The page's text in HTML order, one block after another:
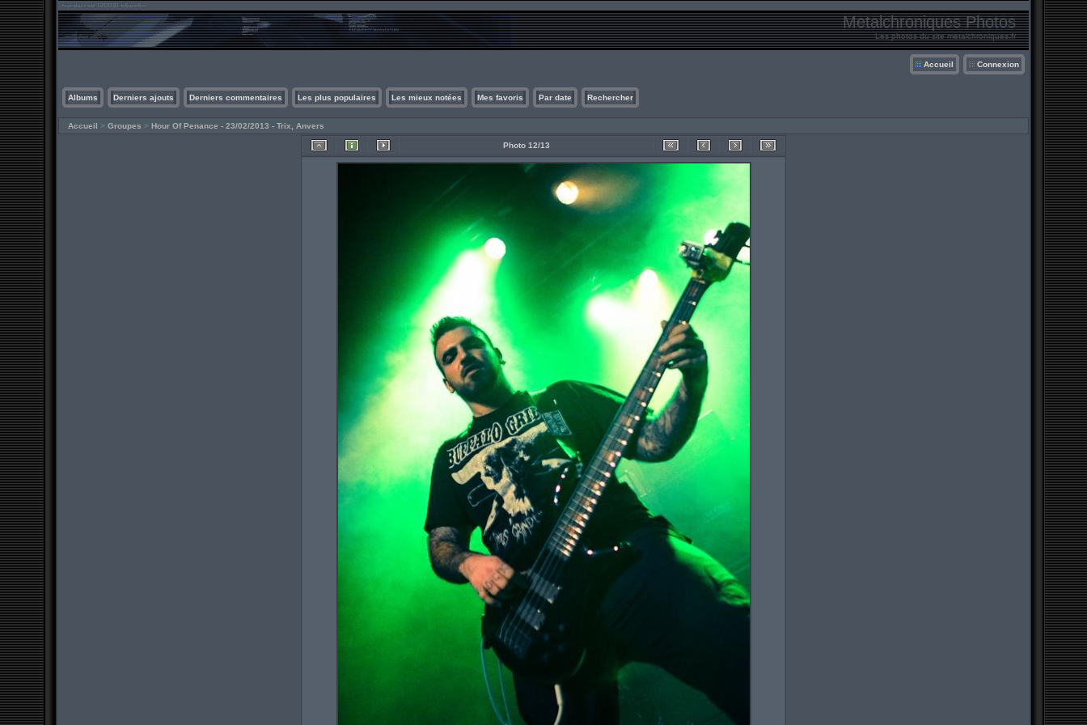
Metalchroniques Photos
Les photos du site metalchroniques.fr
Accueil Connexion
Albums Derniers ajouts Derniers commentaires Les plus populaires Les mieux notées Mes favoris Par date Rechercher
Accueil > Groupes > Hour Of Penance - 23/02/2013 - Trix, Anvers
Photo 12/13